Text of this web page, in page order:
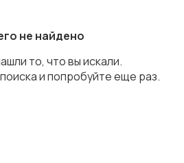
не найдено
то, что вы искали.
и попробуйте еще раз.